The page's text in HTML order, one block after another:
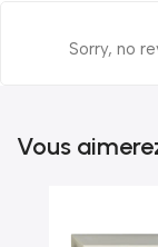
Sorry, no
Vous